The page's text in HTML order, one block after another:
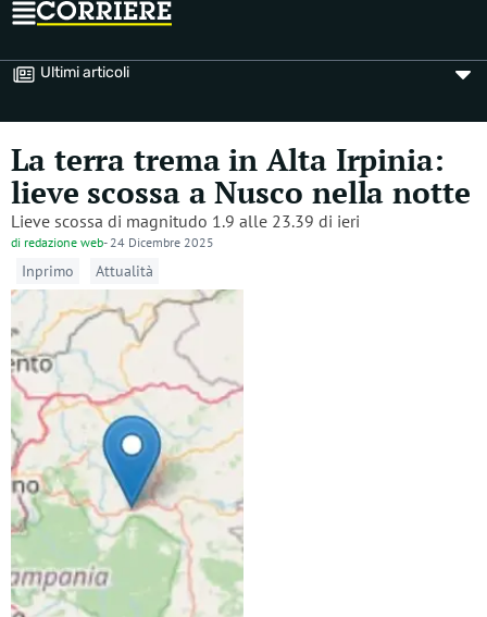
Ultimi articoli
La terra trema in Alta Irpinia:
lieve scossa a Nusco nella notte
Lieve scossa di magnitudo 1.9 alle 23.39 di ieri
di redazione web- 24 Dicembre 2025
Inprimo Attualità